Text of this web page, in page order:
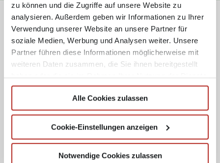
zu können und die Zugriffe auf unsere Website zu
analysieren. Außerdem geben wir Informationen zu Ihrer
Verwendung unserer Website an unsere Partner für
soziale Medien, Werbung und Analysen weiter. Unsere
Partner führen diese Informationen möglicherweise mit
weiteren Daten zusammen, die Sie ihnen bereitgestellt
haben oder die sie im Rahmen Ihrer Nutzung der Dienste
gesammelt haben.
Alle Cookies zulassen
Cookie-Einstellungen anzeigen
Notwendige Cookies zulassen
Folge uns!
auf Instagram immer up to date!
Partner